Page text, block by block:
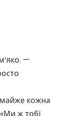
—
майже кожна